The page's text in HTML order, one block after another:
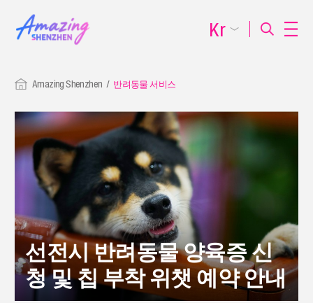
Amazing Shenzhen 반려동물 서비스
선전시 반려동물 양육증 신
청 및 칩 부착 위챗 예약 안내
Kr